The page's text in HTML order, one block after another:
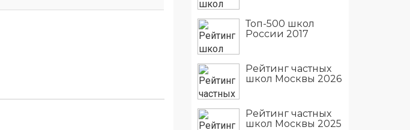
Топ-500 школ
России 2017
Рейтинг частных
школ Москвы 2026
Рейтинг частных
школ Москвы 2025